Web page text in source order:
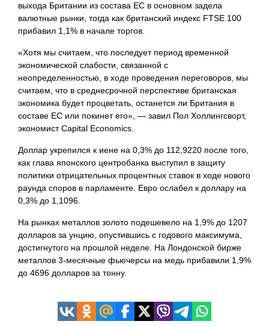
выхода Британии из состава ЕС в основном задела
валютные рынки, тогда как британский индекс FTSE 100
прибавил 1,1% в начале торгов.
«Хотя мы считаем, что последует период временной
экономической слабости, связанной с
неопределенностью, в ходе проведения переговоров, мы
считаем, что в среднесрочной перспективе британская
экономика будет процветать, останется ли Британия в
составе ЕС или покинет его», — завил Пол Холлингсворт,
экономист Capital Economics.
Доллар укрепился к иене на 0,3% до 112,9220 после того,
как глава японского центробанка выступил в защиту
политики отрицательных процентных ставок в ходе нового
раунда споров в парламенте. Евро ослабел к доллару на
0,3% до 1,1096.
На рынках металлов золото подешевело на 1,9% до 1207
долларов за унцию, опустившись с годового максимума,
достигнутого на прошлой неделе. На Лондонской бирже
металлов 3-месячные фьючерсы на медь прибавили 1,9%
до 4696 долларов за тонну.